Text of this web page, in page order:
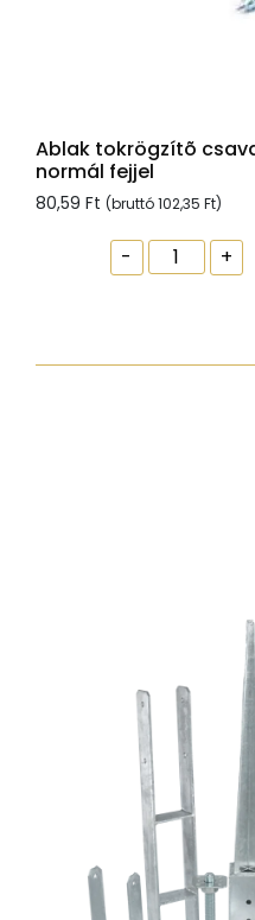
Ablak tokrögzítõ
normál fejjel
80,59 Ft (bruttó102,35 Ft)
-
Ablak
tokrögzítõ
7,5x182
+